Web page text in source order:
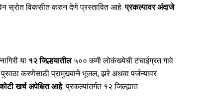
स्रोत विकसीत करुन देणे प्रस्तावित आहे.प्रकल्पावर अंदाजे
या १२जिल्हयातील ५०० कमी लोकंख्येची टंचाईग्रत गावे
करणेसाठी प्रामुख्याने भूजल, झरे अथवा पर्जन्यावर
खर्च अपेक्षित आहे. प्रकल्पांतर्गत १२ जिल्ह्यात